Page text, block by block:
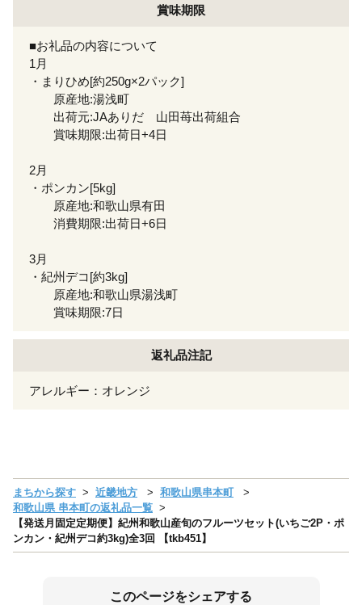
賞味期限
■お礼品の内容について
1月
・まりひめ[約250g×2パック]
原産地:湯浅町
出荷元:JAありだ 山田苺出荷組合
賞味期限:出荷日+4日
2月
・ポンカン[5kg]
原産地:和歌山県有田
消費期限:出荷日+6日
3月
・紀州デコ[約3kg]
原産地:和歌山県湯浅町
賞味期限:7日
返礼品注記
アレルギー：オレンジ
まちから探す 近畿地方
和歌山県串本町
和歌山県 串本町の返礼品一覧
【発送月固定定期便】紀州和歌山産旬のフルーツセット(いちご2P・ポ
ンカン・紀州デコ約3kg)全3回 【tkb451】
このページをシェアする